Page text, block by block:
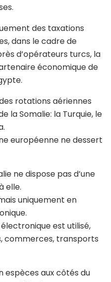
des taxations
dans le cadre de
d’opérateurs turcs, la
économique de
rotations aériennes
la Somalie: la Turquie, le
européenne ne dessert
ne dispose pas d’une
elle.
uniquement en
est utilisé,
commerces, transports
espèces aux côtés du